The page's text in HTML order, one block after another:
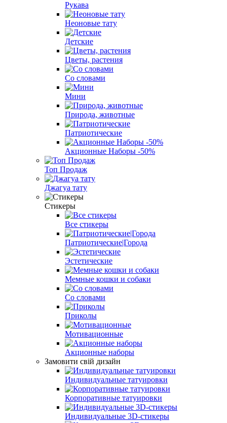
Рукава
Неоновые тату
Детские
Цветы, растения
Со словами
Мини
Природа, животные
Патриотические
Акционные Наборы -50%
Топ Продаж
Джагуа тату
Стикеры
Все стикеры
Патриотические|Города
Эстетические
Мемные кошки и собаки
Со словами
Приколы
Мотивационные
Акционные наборы
Замовити свій дизайн
Индивидуальные татуировки
Корпоративные татуировки
Индивидуальные 3D-стикеры